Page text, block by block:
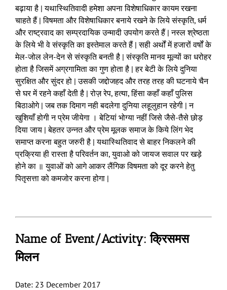
बढ़ाया है | यथास्थितिवादी हमेशा अपना विशेषाधिकार कायम रखना
चाहते हैं | विषमता और विशेषाधिकार बनाये रखने के लिये संस्कृति, धर्म
और राष्ट्रवाद का सम्प्रदायिक उन्मादी उपयोग करते हैं | नस्ल श्रेष्ठता
के लिये भी वे संस्कृति का इस्तेमाल करते हैं | सही अर्थों में हजारों वर्षों के
मेल-जोल लेन-देन से संस्कृति बनती है | संस्कृति मानव मूल्यों का धरोहर
होता है जिसमें अग्रगामिता का गुण होता है | हर बेटी के लिये दुनिया
सुरक्षित और सुंदर हो | उसकी जद्दोजहद और तरह तरह की घटनाये चैन
से घर में रहने कहाँ देती है | रोज़ रेप, हत्या, हिंसा कहाँ कहाँ पुलिस
बिठाओगे | जब तक दिमाग नही बदलेगा दुनिया लहूलुहान रहेगी | न
खुशियाँ होगी न प्रेम जीयेगा । बेटियां भोग्या नहीं जिसे जैसे-तैसे छोड़
दिया जाय | बेहतर उन्नत और प्रेम मूलक समाज के किये लिंग भेद
समाप्त करना बहुत जरुरी है | यथास्थितिवाद से बाहर निकलने की
प्रक्रिया ही रास्ता है परिवर्तन का, युवाओ को जायज सवाल पर खड़े
होने का ॥ युवाओं को आगे आकर लैंगिक विषमता को दूर करने हेतु
पितृसत्ता को कमजोर करना होगा |
Name of Event/Activity: क्रिसमस
मिलन
Date: 23 December 2017